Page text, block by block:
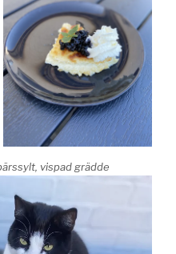
vispad grädde